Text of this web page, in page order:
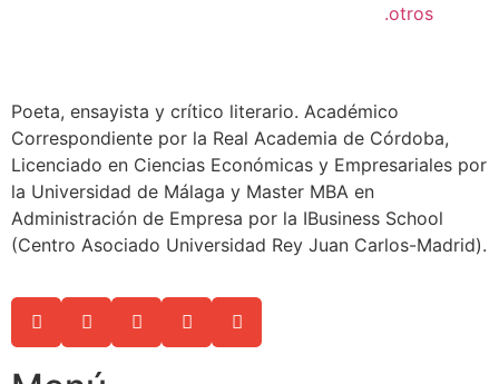
Poeta, ensayista y crítico literario. Académico
Correspondiente por la Real Academia de Córdoba,
Licenciado en Ciencias Económicas y Empresariales por
la Universidad de Málaga y Master MBA en
Administración de Empresa por la IBusiness School
(Centro Asociado Universidad Rey Juan Carlos-Madrid).